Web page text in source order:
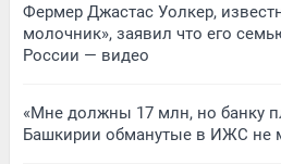
Фермер Джастас Уолкер,
молочник», заявил что его
России — видео
«Мне должны 17 млн, но банку
Башкирии обманутые в ИЖС не